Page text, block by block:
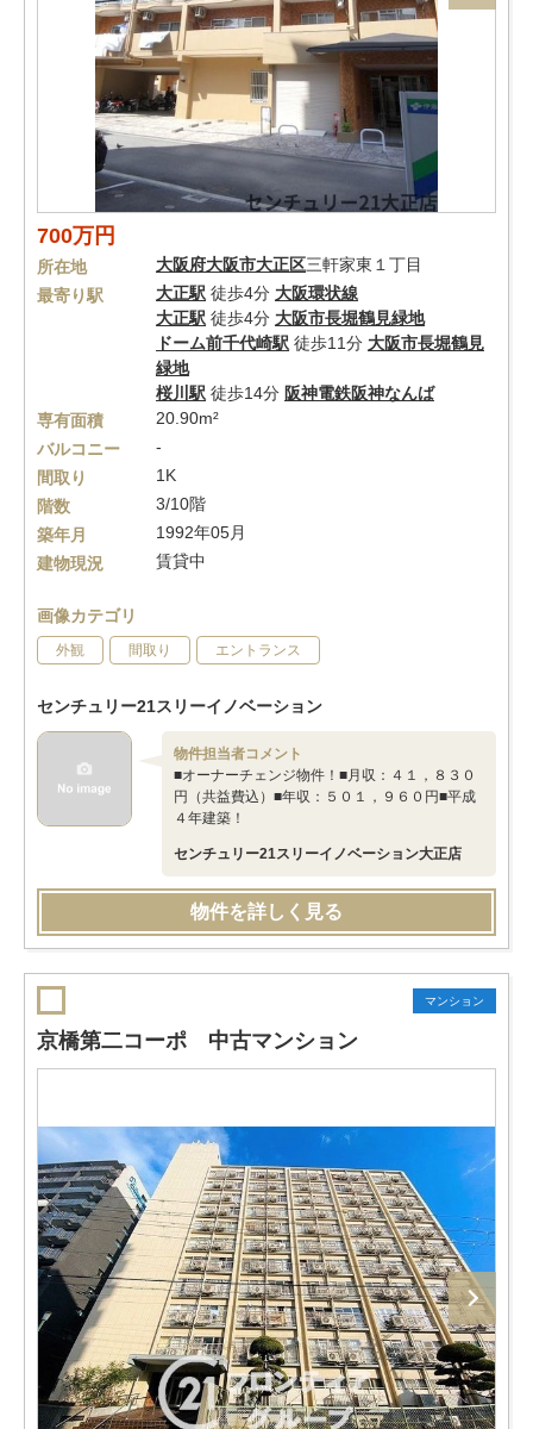
700万円
所在地 大阪府大阪市大正区三軒家東１丁目
最寄り駅
大正駅 徒歩4分 大阪環状線
大正駅 徒歩4分 大阪市長堀鶴見緑地
ドーム前千代崎駅 徒歩11分 大阪市長堀鶴見
緑地
桜川駅 徒歩14分 阪神電鉄阪神なんば
専有面積
20.90m²
バルコニー
-
間取り
1K
階数
3/10階
築年月
1992年05月
建物現況
賃貸中
画像カテゴリ
外観 間取り エントランス
センチュリー21スリーイノベーション
物件担当者コメント
■オーナーチェンジ物件！■月収：４１，８３０
円（共益費込）■年収：５０１，９６０円■平成
４年建築！
センチュリー21スリーイノベーション大正店
物件を詳しく見る
マンション
京橋第二コーポ 中古マンション